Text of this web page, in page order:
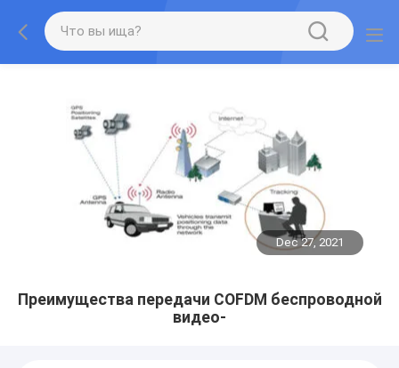
Dec 27, 2021
Преимущества передачи COFDM беспроводной
видео-